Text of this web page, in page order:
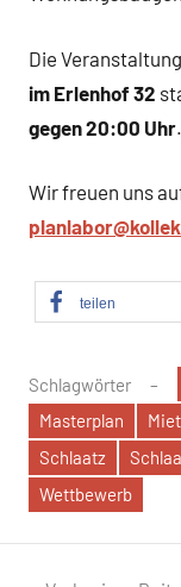
Die
im Erlenhof 32
gegen 20:00 Uhr.
Wir freuen uns
teilen
Schlagwörter
Masterplan
Schlaatz
Wettbewerb